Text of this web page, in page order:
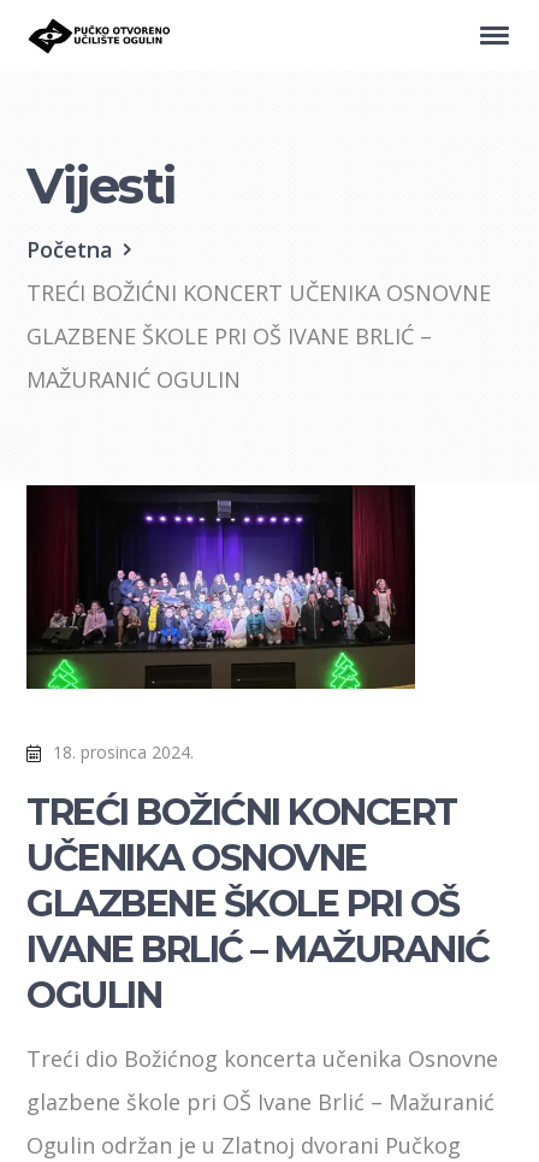
Vijesti
Početna
TREĆI BOŽIĆNI KONCERT UČENIKA OSNOVNE
GLAZBENE ŠKOLE PRI OŠ IVANE BRLIĆ –
MAŽURANIĆ OGULIN
18. prosinca 2024.
TREĆI BOŽIĆNI KONCERT
UČENIKA OSNOVNE
GLAZBENE ŠKOLE PRI OŠ
IVANE BRLIĆ – MAŽURANIĆ
OGULIN
Treći dio Božićnog koncerta učenika Osnovne
glazbene škole pri OŠ Ivane Brlić – Mažuranić
Ogulin održan je u Zlatnoj dvorani Pučkog